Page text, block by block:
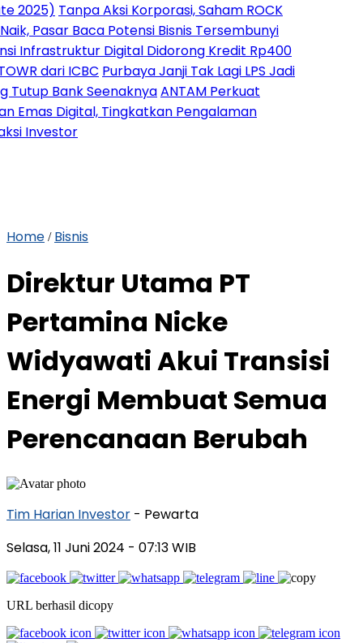
Tanpa Aksi Korporasi, Saham ROCK
Baca Potensi Bisnis Tersembunyi
Digital Didorong Kredit Rp400
ICBCPurbaya Janji Tak Lagi LPS Jadi
Seenaknya ANTAM Perkuat
Digital, Tingkatkan Pengalaman
Home / Bisnis
Direktur Utama PT
Pertamina Nicke
Widyawati Akui Transisi
Energi Membuat Semua
Perencanaan Berubah
Tim Harian Investor - Pewarta
Selasa, 11 Juni 2024 - 07:13 WIB
URL berhasil dicopy